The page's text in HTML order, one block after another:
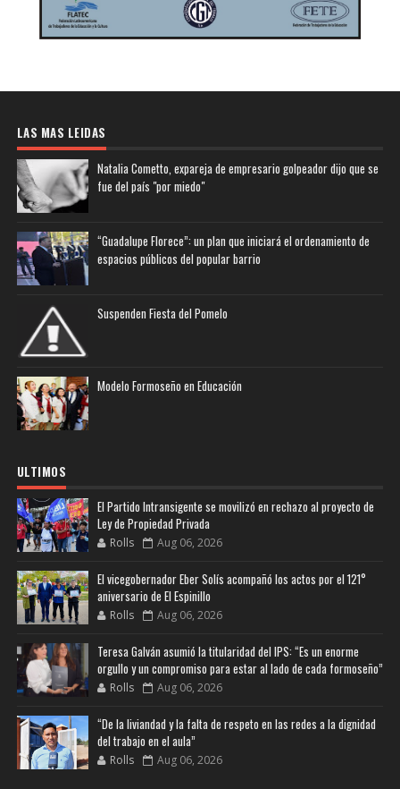
LAS MAS LEIDAS
Natalia Cometto, expareja de empresario golpeador dijo que se
fue del país "por miedo"
“Guadalupe Florece”: un plan que iniciará el ordenamiento de
espacios públicos del popular barrio
Suspenden Fiesta del Pomelo
Modelo Formoseño en Educación
ULTIMOS
El Partido Intransigente se movilizó en rechazo al proyecto de
Ley de Propiedad Privada
Rolls Aug 06, 2026
El vicegobernador Eber Solís acompañó los actos por el 121°
aniversario de El Espinillo
Rolls Aug 06, 2026
Teresa Galván asumió la titularidad del IPS: “Es un enorme
orgullo y un compromiso para estar al lado de cada formoseño”
Rolls Aug 06, 2026
“De la liviandad y la falta de respeto en las redes a la dignidad
del trabajo en el aula”
Rolls Aug 06, 2026